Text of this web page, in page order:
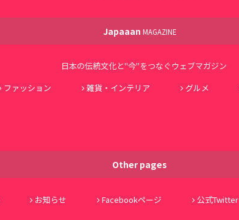
Japaaan MAGAZINE
日本の伝統文化と"今"をつなぐウェブマガジン
ファッション 雑貨・インテリア グルメ
Other pages
お知らせ Facebookページ 公式Twitter